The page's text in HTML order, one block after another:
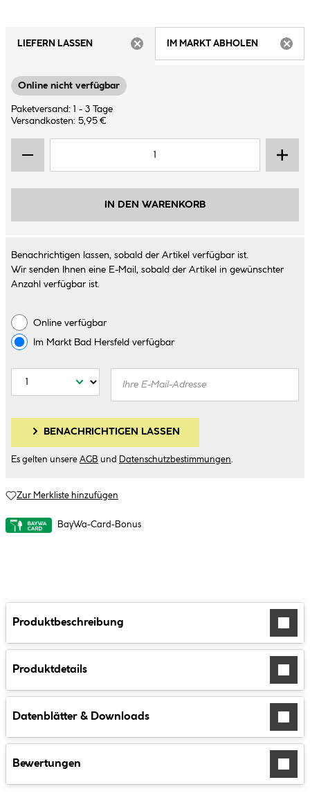
LIEFERN LASSEN
IM MARKT ABHOLEN
Online nicht verfügbar
Paketversand: 1 - 3 Tage
Versandkosten: 5,95 €
IN DEN WARENKORB
Benachrichtigen lassen, sobald der Artikel verfügbar ist.
Wir senden Ihnen eine E-Mail, sobald der Artikel in gewünschter
Anzahl verfügbar ist.
Online verfügbar
Im Markt Bad Hersfeld verfügbar
BENACHRICHTIGEN LASSEN
Es gelten unsere AGB und Datenschutzbestimmungen
Zur Merkliste hinzufügen
BayWa-Card-Bonus
Produktbeschreibung
Produktdetails
Datenblätter & Downloads
Bewertungen